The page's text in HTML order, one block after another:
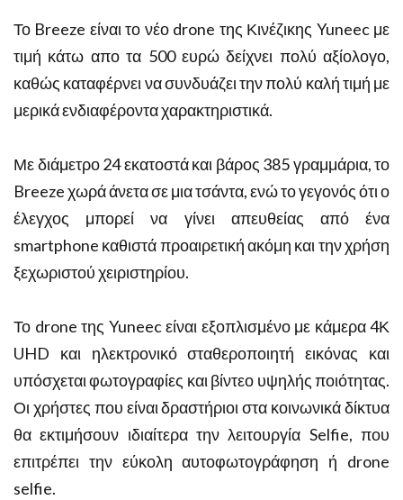
Το Breeze είναι το νέο drone της Κινέζικης Yuneec με
τιμή κάτω απο τα 500 ευρώ δείχνει πολύ αξίολογο,
καθώς καταφέρνει να συνδυάζει την πολύ καλή τιμή με
μερικά ενδιαφέροντα χαρακτηριστικά.
Με διάμετρο 24 εκατοστά και βάρος 385 γραμμάρια, το
Breeze χωρά άνετα σε μια τσάντα, ενώ το γεγονός ότι ο
έλεγχος μπορεί να γίνει απευθείας από ένα
smartphone καθιστά προαιρετική ακόμη και την χρήση
ξεχωριστού χειριστηρίου.
Το drone της Yuneec είναι εξοπλισμένο με κάμερα 4Κ
UHD και ηλεκτρονικό σταθεροποιητή εικόνας και
υπόσχεται φωτογραφίες και βίντεο υψηλής ποιότητας.
Οι χρήστες που είναι δραστήριοι στα κοινωνικά δίκτυα
θα εκτιμήσουν ιδιαίτερα την λειτουργία Selfie, που
επιτρέπει την εύκολη αυτοφωτογράφηση ή drone
selfie.